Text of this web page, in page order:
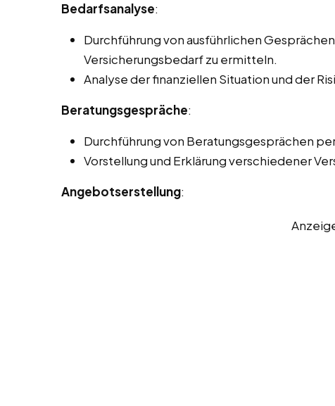
Bedarfsanalyse:
Durchführung von ausführlichen
Versicherungsbedarf zu ermitteln.
Analyse der finanziellen Situation und der
Beratungsgespräche:
Durchführung von Beratungsgesprächen
Vorstellung und Erklärung verschiedener
Angebotserstellung: